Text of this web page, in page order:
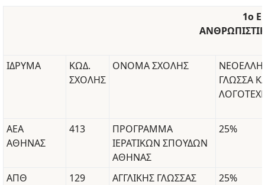
1ο
ΙΔΡΥΜΑ
ΚΩΔ.
ΣΧΟΛΗΣ
ΟΝΟΜΑ ΣΧΟΛΗΣ
ΓΛΩΣΣΑ
ΑΕΑ
ΑΘΗΝΑΣ
413
ΠΡΟΓΡΑΜΜΑ
ΙΕΡΑΤΙΚΩΝ ΣΠΟΥΔΩΝ
ΑΘΗΝΑΣ
25%
ΑΠΘ 129
ΑΓΓΛΙΚΗΣ ΓΛΩΣΣΑΣ
25%